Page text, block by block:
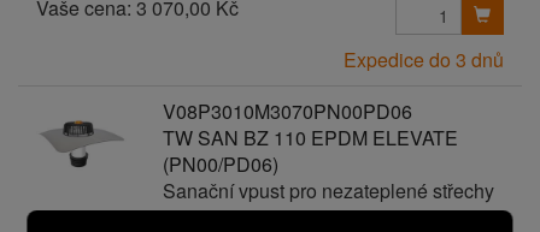
Vaše cena: 3 070,00 Kč
Expedice do 3 dnů
V08P3010M3070PN00PD06
TW SAN BZ 110 EPDM ELEVATE
(PN00/PD06)
Sanační vpust pro nezateplené střechy
s integrovanou EPDM manžetou